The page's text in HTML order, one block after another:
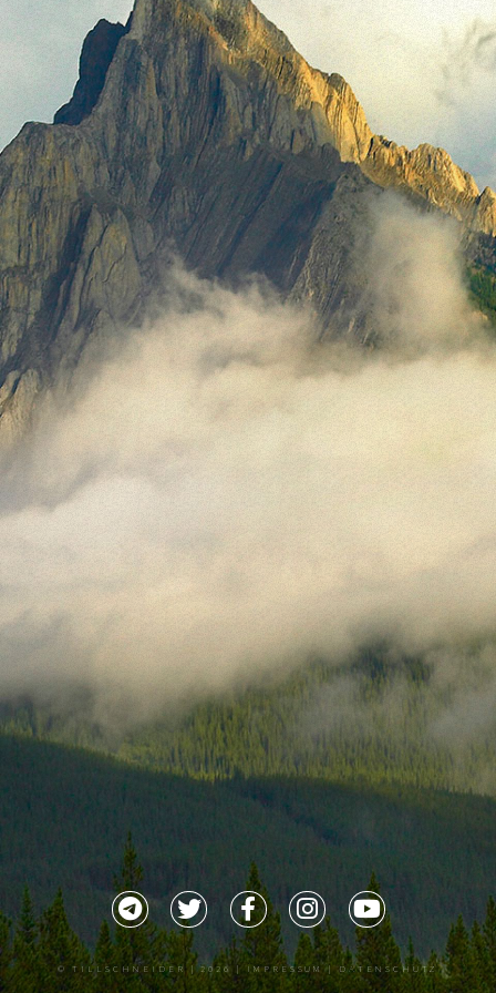
©TILLSCHNEIDER | 2026 |IMPRESSUM |DATENSCHUTZ